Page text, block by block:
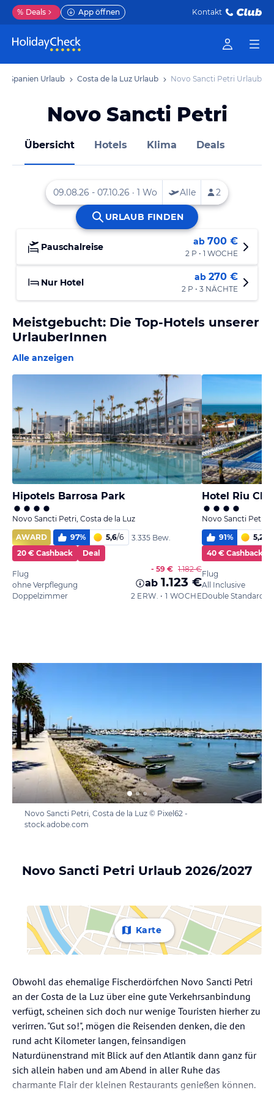
% Deals App öffnen Kontakt
Spanien Urlaub Costa de la Luz Urlaub Novo Sancti Petri Urlaub
Novo Sancti Petri
Übersicht Hotels Klima Deals
Pauschalreise ab 700 €
2 P • 1 WOCHE
Nur Hotel ab 270 €
2 P • 3 NÄCHTE
Meistgebucht: Die Top-Hotels unserer
UrlauberInnen
Alle anzeigen
Hipotels Barrosa Park
Novo Sancti Petri, Costa de la Luz
AWARD
97% 5,6/6
3.335 Bew.
20 € Cashback
Deal
Flug
ohne Verpflegung
Doppelzimmer
- 59 € 1.182 €
ab 1.123 €
2 ERW. • 1 WOCHE
Hotel Riu
Novo Sancti Petri,
91% 5,2
40 € Cashback
Flug
All Inclusive
Double Standard
Novo Sancti Petri, Costa de la Luz © Pixel62 -
stock.adobe.com
Novo Sancti Petri Urlaub 2026/2027
Karte
Obwohl das ehemalige Fischerdörfchen Novo Sancti Petri
an der Costa de la Luz über eine gute Verkehrsanbindung
verfügt, scheinen sich doch nur wenige Touristen hierher zu
verirren. "Gut so!", mögen die Reisenden denken, die den
rund acht Kilometer langen, feinsandigen
Naturdünenstrand mit Blick auf den Atlantik dann ganz für
sich allein haben und am Abend in aller Ruhe das
charmante Flair der kleinen Restaurants genießen können.